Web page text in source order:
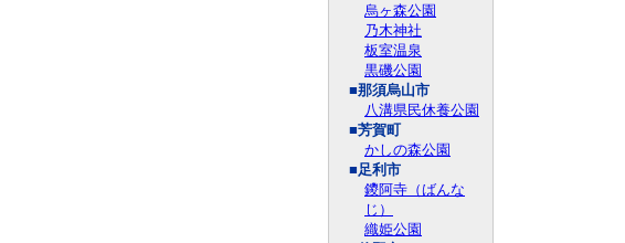
烏ヶ森公園
乃木神社
板室温泉
黒磯公園
■那須烏山市
八溝県民休養公園
■芳賀町
かしの森公園
■足利市
鑁阿寺（ばんな
じ）
織姫公園